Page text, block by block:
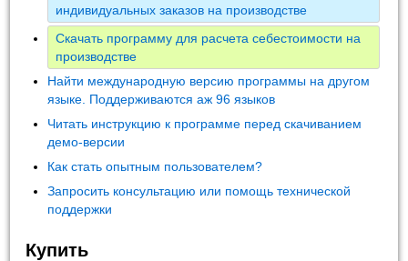
индивидуальных заказов на производстве
Скачать программу для расчета себестоимости на
производстве
Найти международную версию программы на другом
языке. Поддерживаются аж 96 языков
Читать инструкцию к программе перед скачиванием
демо-версии
Как стать опытным пользователем?
Запросить консультацию или помощь технической
поддержки
Купить